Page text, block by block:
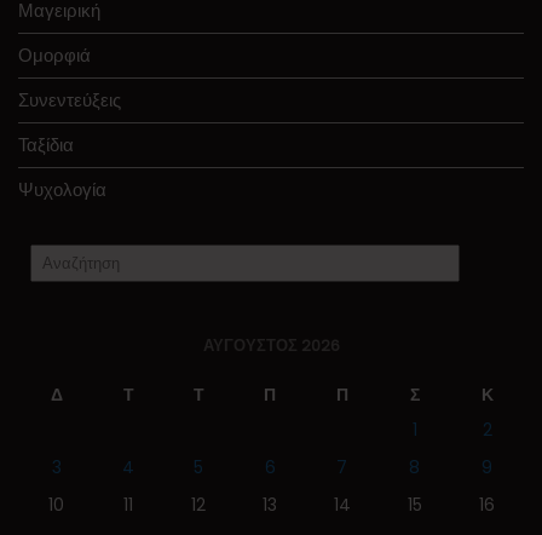
Μαγειρική
Ομορφιά
Συνεντεύξεις
Ταξίδια
Ψυχολογία
ΑΎΓΟΥΣΤΟΣ 2026
Δ Τ Τ Π Π Σ
Κ
1
2
3
4 5 6 7 8
9
10
11 12 13 14 15
16